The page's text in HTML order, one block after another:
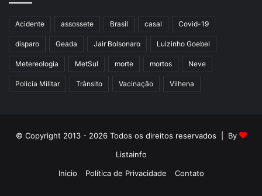
Acidente assossete Brasil casal Covid-19
disparo Geada Jair Bolsonaro Luizinho Goebel
Metereologia MetSul morte mortos Neve
Policia Militar Trânsito Vacinação Vilhena
© Copyright 2013 - 2026 Todos os direitos reservados | By
Listainfo
Inicio
Política de Privacidade Contato